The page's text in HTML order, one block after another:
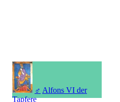
♂ Alfons VI der
Tapfere